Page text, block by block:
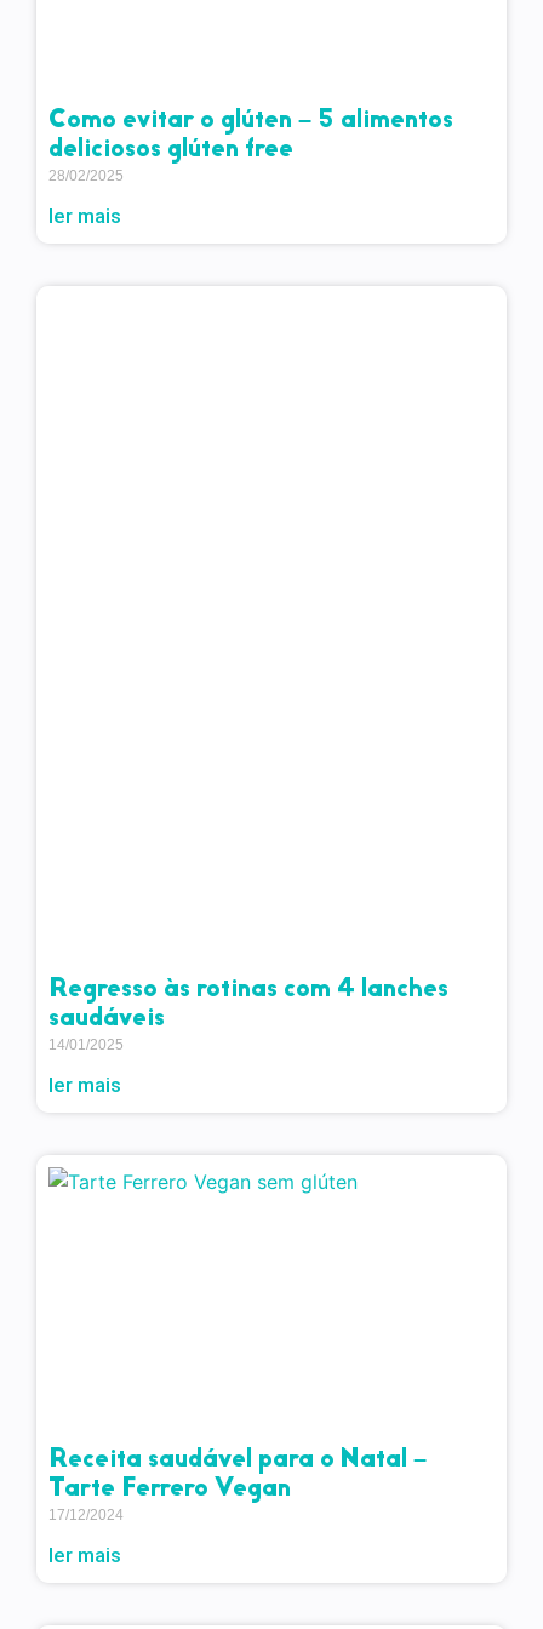
Como evitar o glúten – 5 alimentos
deliciosos glúten free
28/02/2025
ler mais
Regresso às rotinas com 4 lanches
saudáveis
14/01/2025
ler mais
Receita saudável para o Natal –
Tarte Ferrero Vegan
17/12/2024
ler mais